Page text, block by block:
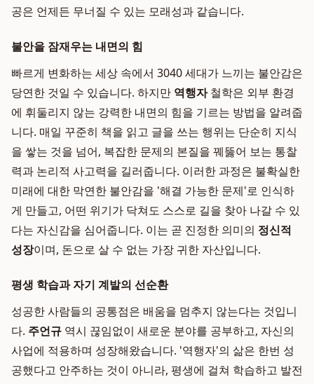
공은 언제든 무너질 수 있는 모래성과 같습니다.
불안을 잠재우는 내면의 힘
빠르게 변화하는 세상 속에서 3040 세대가 느끼는 불안감은
당연한 것일 수 있습니다. 하지만 역행자철학은 외부 환경
에 휘둘리지 않는 강력한 내면의 힘을 기르는 방법을 알려줍
니다. 매일 꾸준히 책을 읽고 글을 쓰는 행위는 단순히 지식
을 쌓는 것을 넘어, 복잡한 문제의 본질을 꿰뚫어 보는 통찰
력과 논리적 사고력을 길러줍니다. 이러한 과정은 불확실한
미래에 대한 막연한 불안감을 '해결 가능한 문제'로 인식하
게 만들고, 어떤 위기가 닥쳐도 스스로 길을 찾아 나갈 수 있
다는 자신감을 심어줍니다. 이는 곧 진정한 의미의 정신적
성장이며, 돈으로 살 수 없는 가장 귀한 자산입니다.
평생 학습과 자기 계발의 선순환
성공한 사람들의 공통점은 배움을 멈추지 않는다는 것입니
다. 주언규 역시 끊임없이 새로운 분야를 공부하고, 자신의
사업에 적용하며 성장해왔습니다. '역행자'의 삶은 한번 성
공했다고 안주하는 것이 아니라, 평생에 걸쳐 학습하고 발전